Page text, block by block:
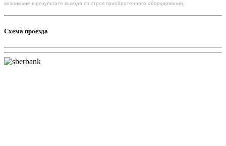
возникшие в результате выхода из строя приобретенного оборудования.
Схема проезда